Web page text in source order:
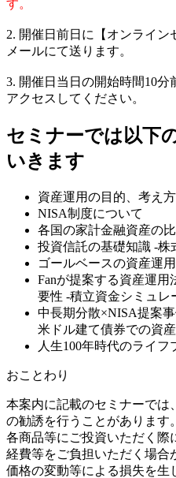
す。
2. 開催日前日に【オンライ
メールにて送ります。
3. 開催日当日の開始時間10
アクセスしてください。
セミナーでは以下
いきます
資産運用の目的、考え方
NISA制度について
各国の家計金融資産の
投資信託の基礎知識 -
ゴールベースの資産運用
Fanが提案する資産運
要性 -積立資金シミュレ
中長期分散×NISA提案
米ドル建て債券での資
人生100年時代のライフ
おことわり
本案内に記載のセミナーでは
の勧誘を行うことがあります。
各商品等にご投資いただく際
経費等をご負担いただく場合
価格の変動等による損失を生